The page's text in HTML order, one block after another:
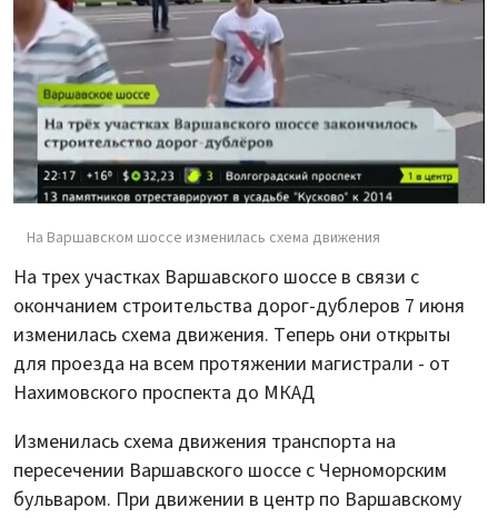
На Варшавском шоссе изменилась схема движения
На трех участках Варшавского шоссе в связи с
окончанием строительства дорог-дублеров 7 июня
изменилась схема движения. Теперь они открыты
для проезда на всем протяжении магистрали - от
Нахимовского проспекта до МКАД
Изменилась схема движения транспорта на
пересечении Варшавского шоссе с Черноморским
бульваром. При движении в центр по Варшавскому